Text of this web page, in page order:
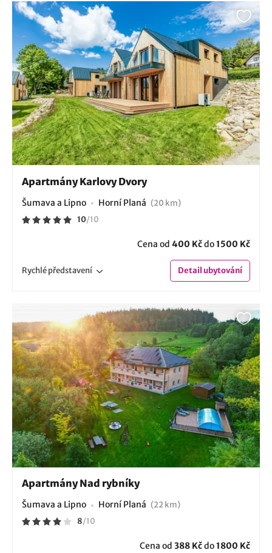
Apartmány Karlovy Dvory
Šumava a Lipno Horní Planá (20 km)
10/10
Cena od 400 Kčdo1500 Kč
Rychlépředstavení Detailubytování
Apartmány Nad rybníky
Šumava a Lipno Horní Planá (22 km)
8/10
Cena od 388 Kčdo1800 Kč